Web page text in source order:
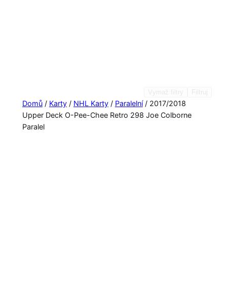
Domů/ Karty/ NHL Karty/ Paralelní/ 2017/2018
Upper Deck O-Pee-Chee Retro 298 Joe Colborne
Paralel